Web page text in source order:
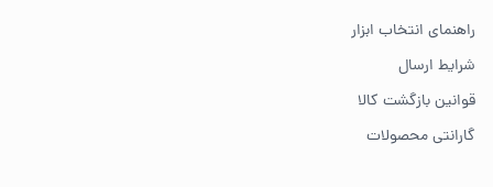
راهنمای انتخاب ابزار
شرایط ارسال
قوانین بازگشت کالا
گارانتی محصولات